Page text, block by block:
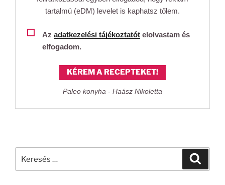
tartalmú (eDM) levelet is kaphatsz tőlem.
Az adatkezelési tájékoztatótelolvastam és
elfogadom.
KÉREM A RECEPTEKET!
Paleo konyha - Haász Nikoletta